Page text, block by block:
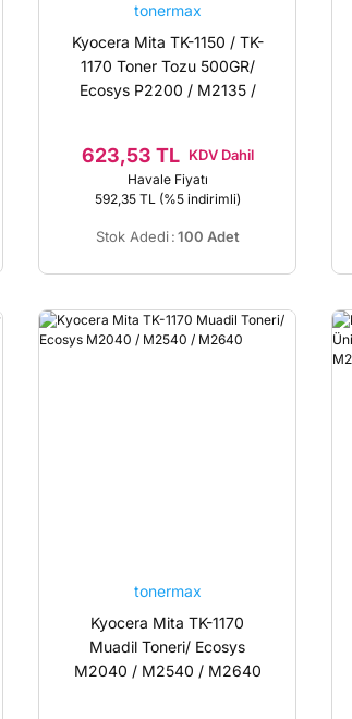
tonermax
Kyocera Mita TK-1150 / TK-
1170 Toner Tozu 500GR/
Ecosys P2200 / M2135 /
623,53 TL KDV Dahil
Havale Fiyatı
592,35 TL (%5 indirimli)
Stok Adedi :100 Adet
tonermax
Kyocera Mita TK-1170
Muadil Toneri/ Ecosys
M2040 / M2540 / M2640